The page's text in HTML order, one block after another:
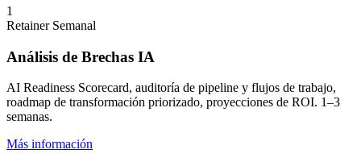
1
Retainer Semanal
Análisis de Brechas IA
AI Readiness Scorecard, auditoría de pipeline y flujos de trabajo,
roadmap de transformación priorizado, proyecciones de ROI. 1–3
semanas.
Más información